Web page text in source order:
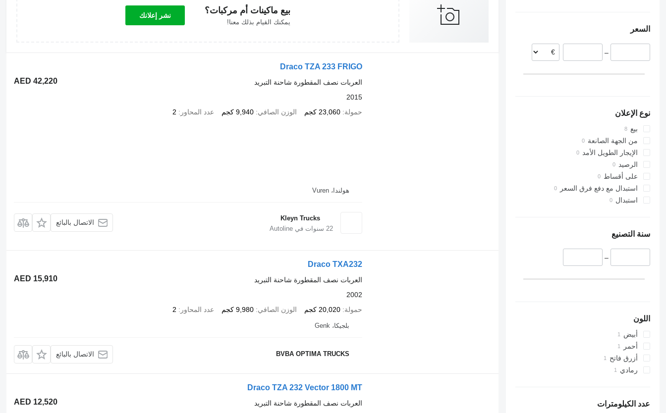
السعر
–
نوع الإعلان
بيع
من الجهة الصانعة
الإيجار الطويل الأمد
الرصيد
على أقساط
استبدال مع دفع فرق السعر
استبدال
سنة التصنيع
–
اللون
أبيض
أحمر
أزرق فاتح
رمادي
عدد الكيلومترات
بيع ماكينات أم مركبات؟
يمكنك القيام بذلك معنا!
نشر إعلانك
Draco TZA 233 FRIGO
AED 42,220
العربات نصف المقطورة شاحنة التبريد
2015
حمولة 23,060 كجم الوزن الصافي 9,940 كجم عدد المحاور 2
هولندا، Vuren
Kleyn Trucks
22 سنوات في Autoline
الاتصال بالبائع
Draco TXA232
AED 15,910
العربات نصف المقطورة شاحنة التبريد
2002
حمولة 20,020 كجم الوزن الصافي 9,980 كجم عدد المحاور 2
بلجيكا، Genk
BVBA OPTIMA TRUCKS الاتصال بالبائع
Draco TZA 232 Vector 1800 MT
AED 12,520
العربات نصف المقطورة شاحنة التبريد